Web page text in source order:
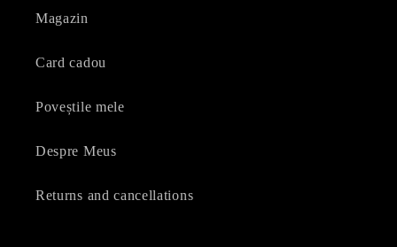
Magazin
Card cadou
Poveștile mele
Despre Meus
Returns and cancellations